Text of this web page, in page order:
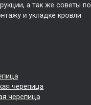
а так же советы по
и укладке кровли
черепица
черепица